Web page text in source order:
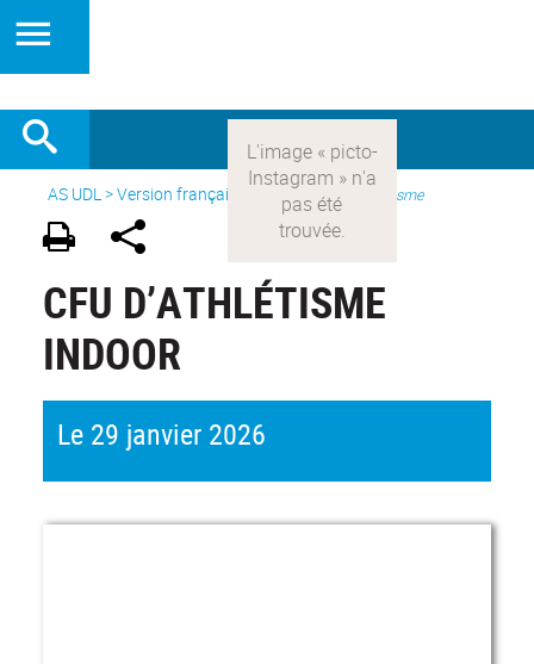
AS UDL>Version française > Les sports > Athlétisme
CFU D’ATHLÉTISME
INDOOR
Le 29 janvier 2026